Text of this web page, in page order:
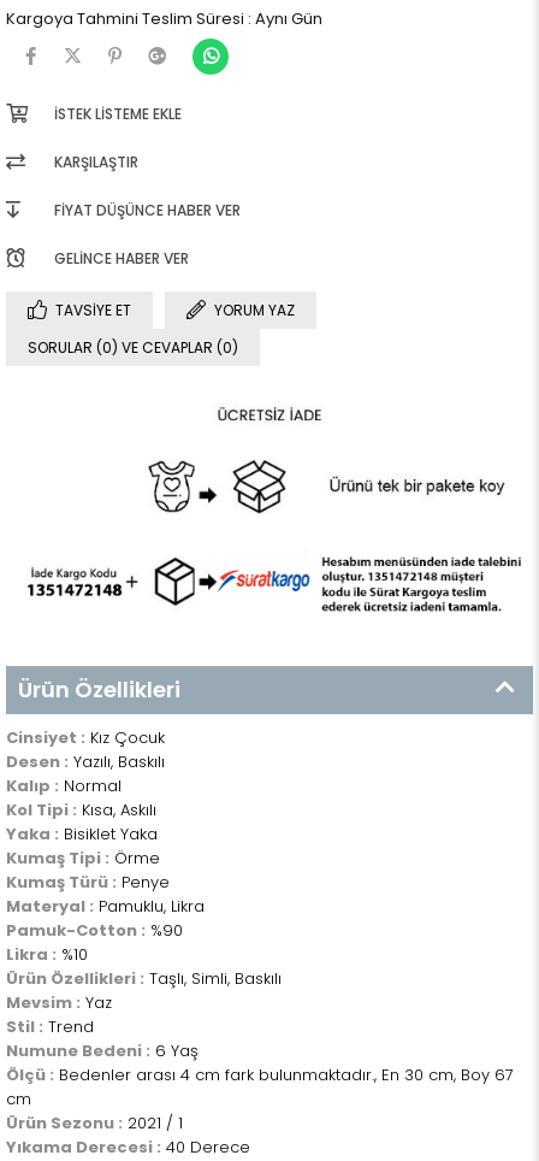
Kargoya Tahmini Teslim Süresi : Aynı Gün
İSTEK LISTEME EKLE
KARŞILAŞTIR
FIYAT DÜŞÜNCE HABER VER
GELINCE HABER VER
TAVSIYE ET
YORUM YAZ
SORULAR (0) VE CEVAPLAR (0)
Ürün Özellikleri
Cinsiyet : Kız Çocuk
Desen : Yazılı, Baskılı
Kalıp : Normal
Kol Tipi : Kısa, Askılı
Yaka : Bisiklet Yaka
Kumaş Tipi : Örme
Kumaş Türü : Penye
Materyal : Pamuklu, Likra
Pamuk-Cotton : %90
Likra : %10
Ürün Özellikleri : Taşlı, Simli, Baskılı
Mevsim : Yaz
Stil : Trend
Numune Bedeni : 6 Yaş
Ölçü : Bedenler arası 4 cm fark bulunmaktadır., En 30 cm, Boy 67
cm
Ürün Sezonu : 2021 / 1
Yıkama Derecesi : 40 Derece